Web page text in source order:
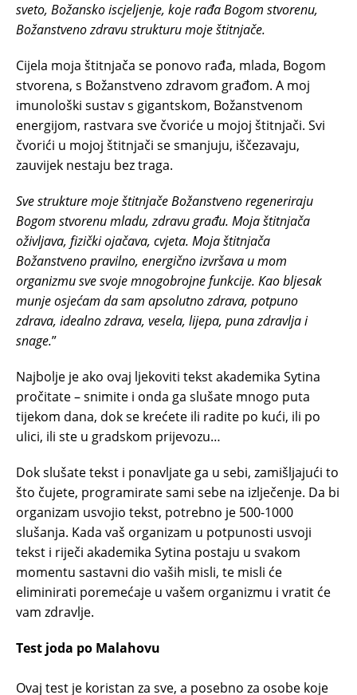
sveto, Božansko iscjeljenje, koje rađa Bogom stvorenu,
Božanstveno zdravu strukturu moje štitnjače.
Cijela moja štitnjača se ponovo rađa, mlada, Bogom
stvorena, s Božanstveno zdravom građom. A moj
imunološki sustav s gigantskom, Božanstvenom
energijom, rastvara sve čvoriće u mojoj štitnjači. Svi
čvorići u mojoj štitnjači se smanjuju, iščezavaju,
zauvijek nestaju bez traga.
Sve strukture moje štitnjače Božanstveno regeneriraju
Bogom stvorenu mladu, zdravu građu. Moja štitnjača
oživljava, fizički ojačava, cvjeta. Moja štitnjača
Božanstveno pravilno, energično izvršava u mom
organizmu sve svoje mnogobrojne funkcije. Kao bljesak
munje osjećam da sam apsolutno zdrava, potpuno
zdrava, idealno zdrava, vesela, lijepa, puna zdravlja i
snage.”
Najbolje je ako ovaj ljekoviti tekst akademika Sytina
pročitate – snimite i onda ga slušate mnogo puta
tijekom dana, dok se krećete ili radite po kući, ili po
ulici, ili ste u gradskom prijevozu…
Dok slušate tekst i ponavljate ga u sebi, zamišljajući to
što čujete, programirate sami sebe na izlječenje. Da bi
organizam usvojio tekst, potrebno je 500-1000
slušanja. Kada vaš organizam u potpunosti usvoji
tekst i riječi akademika Sytina postaju u svakom
momentu sastavni dio vaših misli, te misli će
eliminirati poremećaje u vašem organizmu i vratit će
vam zdravlje.
Test joda po Malahovu
Ovaj test je koristan za sve, a posebno za osobe koje